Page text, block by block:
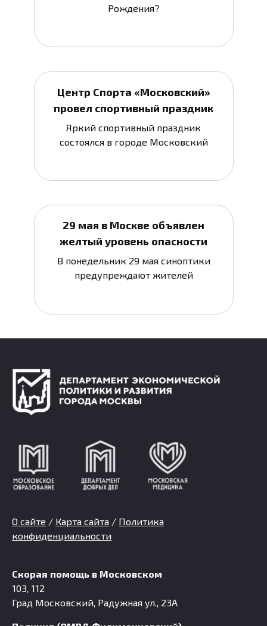
Рождения?
Центр Спорта «Московский»
провел спортивный праздник
Яркий спортивный праздник
состоялся в городе Московский
29 мая в Москве объявлен
желтый уровень опасности
В понедельник 29 мая синоптики
предупреждают жителей
О сайте / Карта сайта / Политика
конфиденциальности
Скорая помощь в Московском
103, 112
Град Московский, Радужная ул., 23А